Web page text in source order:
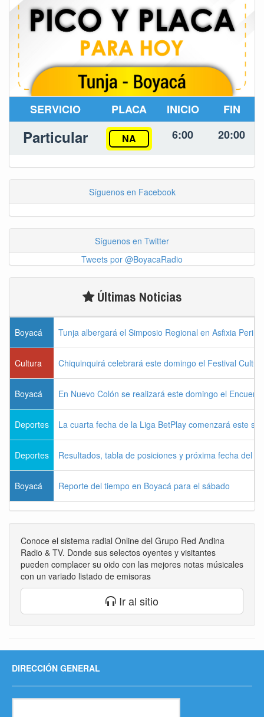
SERVICIO PLACA INICIO FIN
Particular NA 6:00 20:00
Síguenos en Facebook
Síguenos en Twitter
Tweets por @BoyacaRadio
Últimas Noticias
Boyacá Tunja albergará el Simposio Regional en Asfixia
Cultura Chiquinquirá celebrará este domingo el Festival
Boyacá En Nuevo Colón se realizará este domingo el
Deportes La cuarta fecha de la Liga BetPlay comenzará este
Deportes Resultados, tabla de posiciones y próxima fecha del
Boyacá Reporte del tiempo en Boyacá para el sábado
Conoce el sistema radial Online del Grupo Red Andina
Radio & TV. Donde sus selectos oyentes y visitantes
pueden complacer su oido con las mejores notas músicales
con un variado listado de emisoras
Ir al sitio
DIRECCIÓN GENERAL